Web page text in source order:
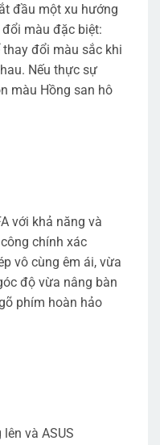
đầu một xu hướng
màu đặc biệt:
đổi màu sắc khi
Nếu thực sự
màu Hồng san hô
với khả năng và
chính xác
vô cùng êm ái, vừa
độ vừa nâng bàn
phím hoàn hảo
và ASUS